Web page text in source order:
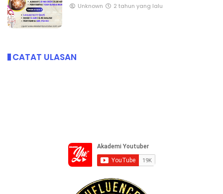
Unknown 2 tahun yang lalu
CATAT ULASAN